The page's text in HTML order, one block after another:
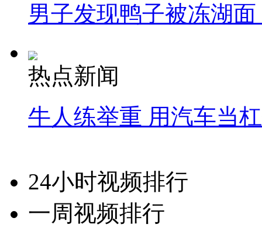
男子发现鸭子被冻湖
热点新闻
牛人练举重 用汽车当
24小时视频排行
一周视频排行